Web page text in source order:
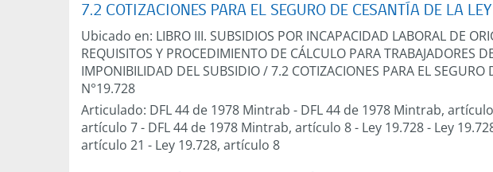
7.2 COTIZACIONES PARA EL SEGURO DE CESANTÍA DE LA
Ubicado en: LIBRO III. SUBSIDIOS POR INCAPACIDAD LABORAL DE
REQUISITOS Y PROCEDIMIENTO DE CÁLCULO PARA TRABAJADORES
IMPONIBILIDAD DEL SUBSIDIO/7.2 COTIZACIONES PARA EL SEGURO
N°19.728
Articulado: DFL 44 de 1978 Mintrab - DFL 44 de 1978 Mintrab,
artículo 7- DFL 44 de 1978 Mintrab, artículo 8- Ley 19.728- Ley
artículo 21 - Ley 19.728, artículo 8